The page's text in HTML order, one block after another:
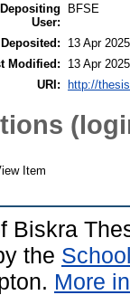
Depositing
User:
BFSE
Deposited:
13 Apr
Modified:
13 Apr
URI:
http://
Item
Biskra
the
More